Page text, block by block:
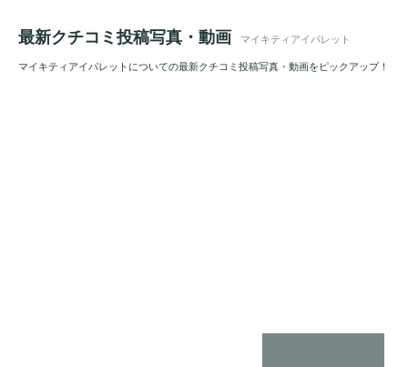
最新クチコミ投稿写真・動画 マイキティアイパレット
マイキティアイパレットについての最新クチコミ投稿写真・動画をピックアップ！